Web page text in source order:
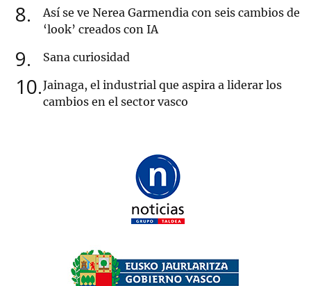
8
Así se ve Nerea Garmendia con seis cambios de
‘look’ creados con IA
9 Sana curiosidad
10 Jainaga, el industrial que aspira a liderar los
cambios en el sector vasco